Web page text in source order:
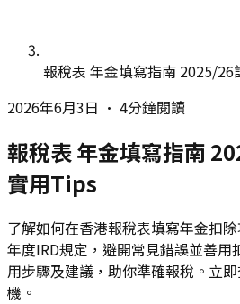
報稅表 年金填寫指南 2025/
2026年6月3日 • 4分鐘閱讀
報稅表 年金填寫指南
實用Tips
了解如何在香港報稅表填寫年金扣
年度IRD規定，避開常見錯誤並善用
用步驟及建議，助你準確報稅。立
機。